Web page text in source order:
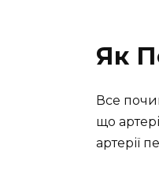
Як
Все
що
артерії